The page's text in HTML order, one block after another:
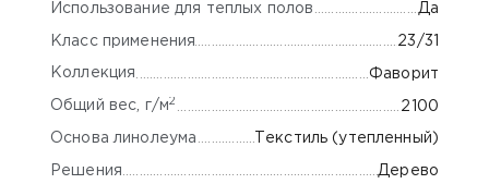
Использование для теплых полов Да
Класс применения 23/31
Коллекция Фаворит
Общий вес, г/м2 2100
Основа линолеума Текстиль (утепленный)
Решения Дерево